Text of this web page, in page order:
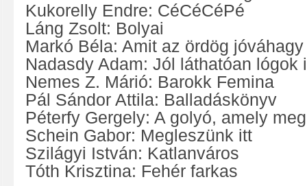
Kukorelly Endre: CéCéCéPé
Láng Zsolt: Bolyai
Markó Béla: Amit az ördög jóváhagy
Nadasdy Adam: Jól láthatóan lógok
Nemes Z. Márió: Barokk Femina
Pál Sándor Attila: Balladáskönyv
Péterfy Gergely: A golyó, amely
Schein Gabor: Megleszünk itt
Szilágyi István: Katlanváros
Tóth Krisztina: Fehér farkas